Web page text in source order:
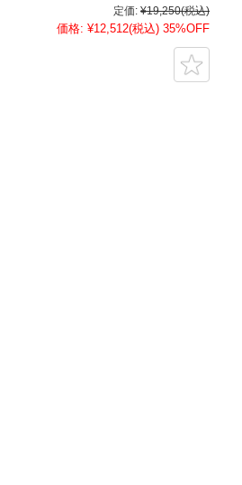
定価: ¥19,250(税込)
価格: ¥12,512(税込) 35%OFF